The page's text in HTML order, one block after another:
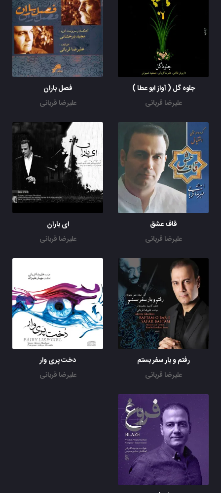
جلوه گل ( آواز ابو عطا )
علیرضا قربانی
فصل باران
علیرضا قربانی
قاف عشق
علیرضا قربانی
ای باران
علیرضا قربانی
رفتم و بار سفر بستم
علیرضا قربانی
دخت پری وار
علیرضا قربانی